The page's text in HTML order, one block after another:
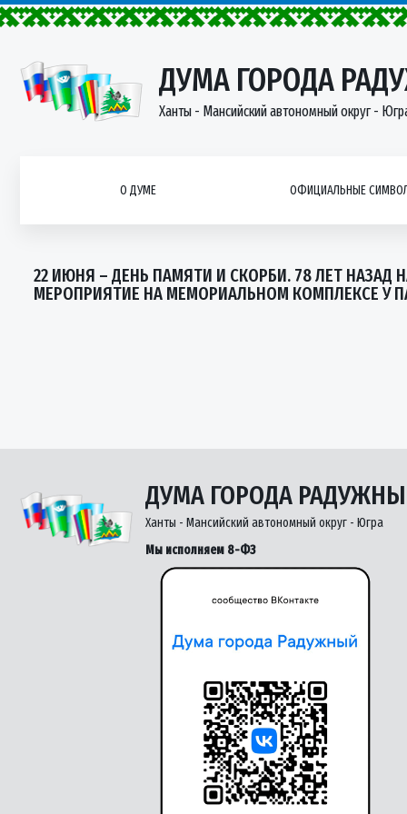
ДУМА ГОРОДА
Ханты - Мансийский автономный округ -
О ДУМЕ ОФИЦИАЛЬНЫЕ
22 ИЮНЯ – ДЕНЬ ПАМЯТИ И СКОРБИ. 78 ЛЕТ
МЕРОПРИЯТИЕ НА МЕМОРИАЛЬНОМ КОМПЛЕКСЕ У
ДУМА ГОРОДА
Ханты - Мансийский автономный округ - Югра
Мы исполняем 8-ФЗ